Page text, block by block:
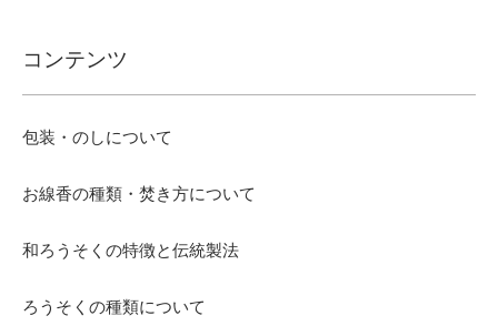
コンテンツ
包装・のしについて
お線香の種類・焚き方について
和ろうそくの特徴と伝統製法
ろうそくの種類について